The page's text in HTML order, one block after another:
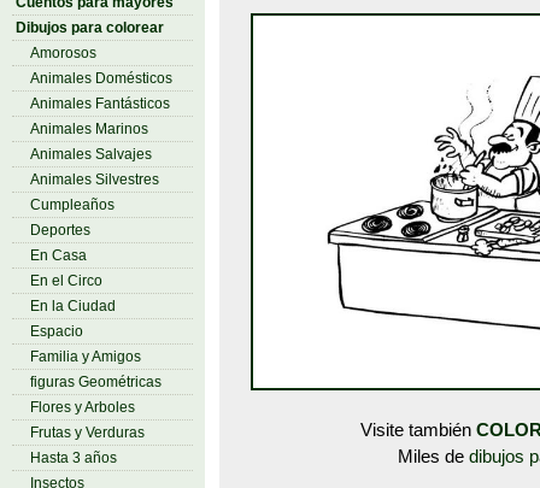
Dibujos para colorear
Amorosos
Animales Domésticos
Animales Fantásticos
Animales Marinos
Animales Salvajes
Animales Silvestres
Cumpleaños
Deportes
En Casa
En el Circo
En la Ciudad
Espacio
Familia y Amigos
figuras Geométricas
Flores y Arboles
Frutas y Verduras
Hasta 3 años
Insectos
Visite también
Miles de dibujos